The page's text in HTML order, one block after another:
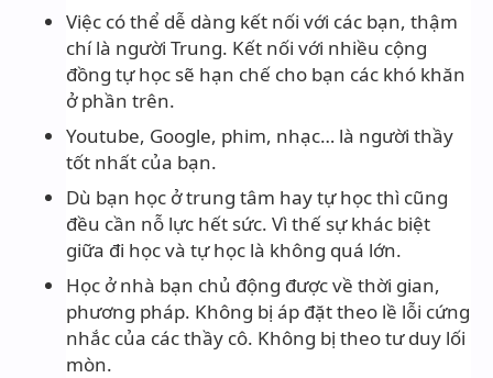
Việc có thể dễ dàng kết nối với các bạn, thậm
chí là người Trung. Kết nối với nhiều cộng
đồng tự học sẽ hạn chế cho bạn các khó khăn
ở phần trên.
Youtube, Google, phim, nhạc… là người thầy
tốt nhất của bạn.
Dù bạn học ở trung tâm hay tự học thì cũng
đều cần nỗ lực hết sức. Vì thế sự khác biệt
giữa đi học và tự học là không quá lớn.
Học ở nhà bạn chủ động được về thời gian,
phương pháp. Không bị áp đặt theo lề lỗi cứng
nhắc của các thầy cô. Không bị theo tư duy lối
mòn.